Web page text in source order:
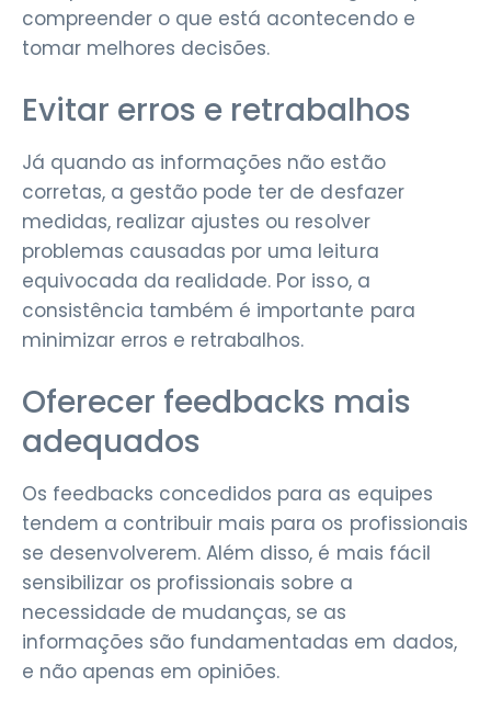
compreender o que está acontecendo e
tomar melhores decisões.
Evitar erros e retrabalhos
Já quando as informações não estão
corretas, a gestão pode ter de desfazer
medidas, realizar ajustes ou resolver
problemas causadas por uma leitura
equivocada da realidade. Por isso, a
consistência também é importante para
minimizar erros e retrabalhos.
Oferecer feedbacks mais
adequados
Os feedbacks concedidos para as equipes
tendem a contribuir mais para os profissionais
se desenvolverem. Além disso, é mais fácil
sensibilizar os profissionais sobre a
necessidade de mudanças, se as
informações são fundamentadas em dados,
e não apenas em opiniões.